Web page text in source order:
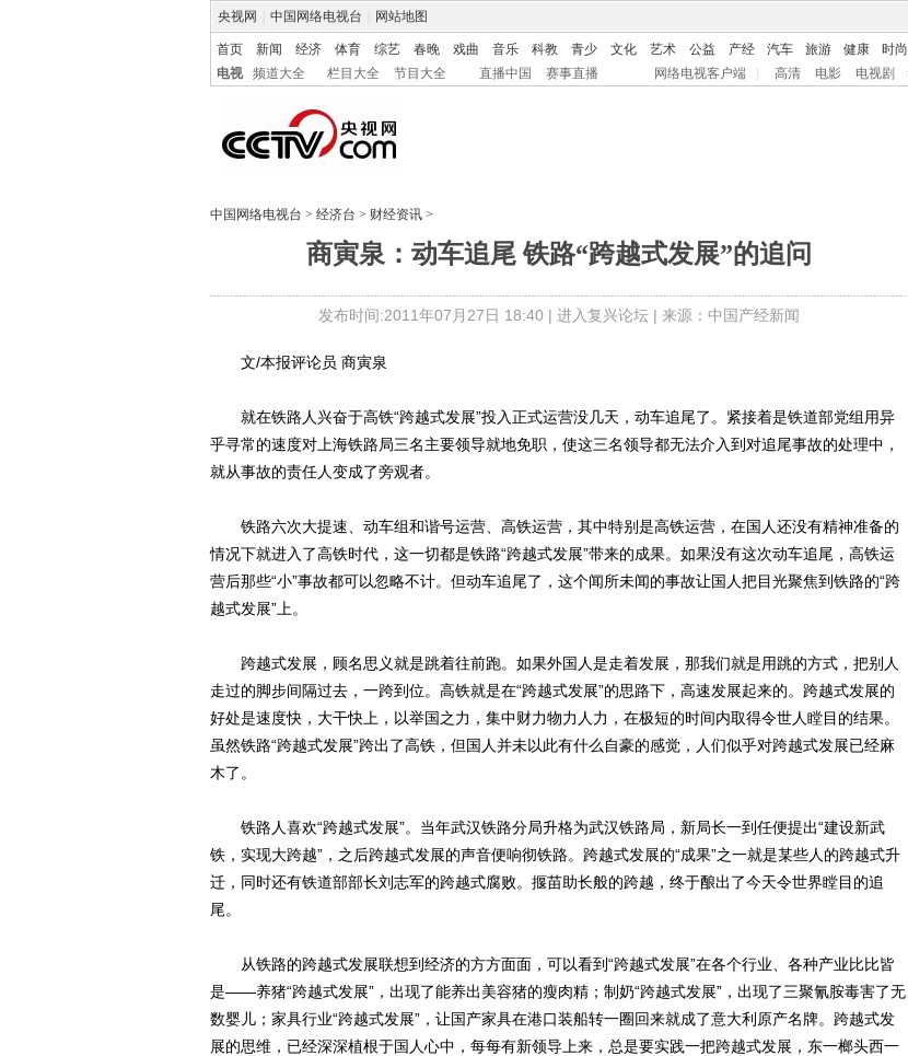
央视网 中国网络电视台 网站地图
首页 新闻 经济 体育 综艺 春晚 戏曲 音乐 科教 青少 文化 艺术 公益 产经 汽车 旅游 健康 时尚
电视
频道大全 栏目大全 节目大全 直播中国 赛事直播 网络电视客户端 高清 电影 电视剧
中国网络电视台 > 经济台 > 财经资讯 >
商寅泉：动车追尾 铁路“跨越式发展”的追问
发布时间:2011年07月27日 18:40 | 进入复兴论坛| 来源：中国产经新闻
文/本报评论员 商寅泉
就在铁路人兴奋于高铁“跨越式发展”投入正式运营没几天，动车追尾了。紧接着是铁道部党组用异
乎寻常的速度对上海铁路局三名主要领导就地免职，使这三名领导都无法介入到对追尾事故的处理中，
就从事故的责任人变成了旁观者。
铁路六次大提速、动车组和谐号运营、高铁运营，其中特别是高铁运营，在国人还没有精神准备的
情况下就进入了高铁时代，这一切都是铁路“跨越式发展”带来的成果。如果没有这次动车追尾，高铁运
营后那些“小”事故都可以忽略不计。但动车追尾了，这个闻所未闻的事故让国人把目光聚焦到铁路的“跨
越式发展”上。
跨越式发展，顾名思义就是跳着往前跑。如果外国人是走着发展，那我们就是用跳的方式，把别人
走过的脚步间隔过去，一跨到位。高铁就是在“跨越式发展”的思路下，高速发展起来的。跨越式发展的
好处是速度快，大干快上，以举国之力，集中财力物力人力，在极短的时间内取得令世人瞠目的结果。
虽然铁路“跨越式发展”跨出了高铁，但国人并未以此有什么自豪的感觉，人们似乎对跨越式发展已经麻
木了。
铁路人喜欢“跨越式发展”。当年武汉铁路分局升格为武汉铁路局，新局长一到任便提出“建设新武
铁，实现大跨越”，之后跨越式发展的声音便响彻铁路。跨越式发展的“成果”之一就是某些人的跨越式升
迁，同时还有铁道部部长刘志军的跨越式腐败。揠苗助长般的跨越，终于酿出了今天令世界瞠目的追
尾。
从铁路的跨越式发展联想到经济的方方面面，可以看到“跨越式发展”在各个行业、各种产业比比皆
是——养猪“跨越式发展”，出现了能养出美容猪的瘦肉精；制奶“跨越式发展”，出现了三聚氰胺毒害了无
数婴儿；家具行业“跨越式发展”，让国产家具在港口装船转一圈回来就成了意大利原产名牌。跨越式发
展的思维，已经深深植根于国人心中，每每有新领导上来，总是要实践一把跨越式发展，东一榔头西一